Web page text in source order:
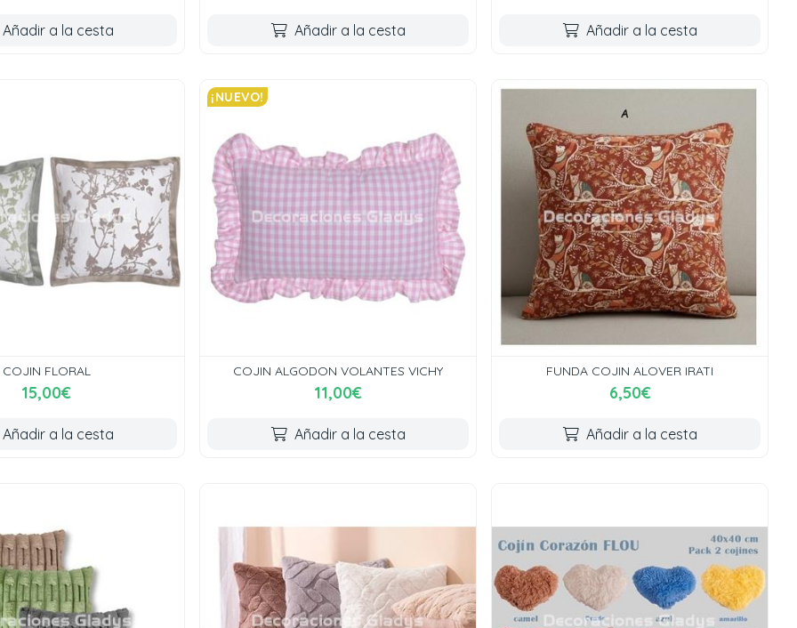
Añadir a la cesta Añadir a la cesta Añadir a la cesta
COJIN FLORAL
15,00€
Añadir a la cesta
¡NUEVO!
COJIN ALGODON VOLANTES VICHY
11,00€
Añadir a la cesta
FUNDA COJIN ALOVER IRATI
6,50€
Añadir a la cesta